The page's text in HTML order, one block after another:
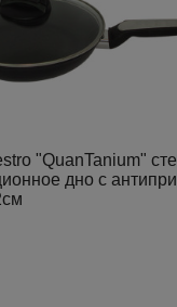
"QuanTanium"
дно с